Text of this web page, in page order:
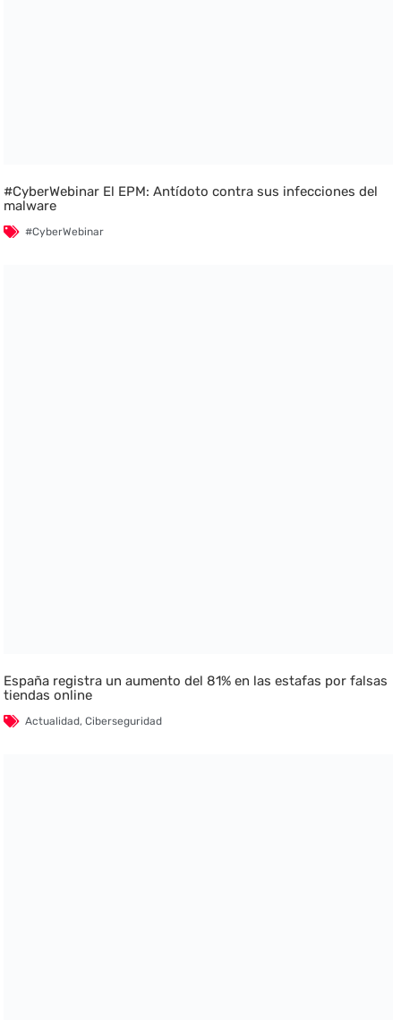
#CyberWebinar El EPM: Antídoto contra sus infecciones del
malware
#CyberWebinar
España registra un aumento del 81% en las estafas por falsas
tiendas online
Actualidad,Ciberseguridad